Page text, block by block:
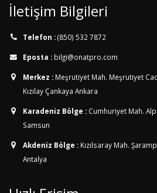
İletişim Bilgileri
Telefon :(850) 532 7872
Eposta : bilgi@onatpro.com
Merkez : Meşrutiyet Mah. Meşrutiyet
Kızılay Çankaya Ankara
Karadeniz Bölge : Cumhuriyet Mah.
Samsun
Akdeniz Bölge : Kızılsaray Mah.
Antalya